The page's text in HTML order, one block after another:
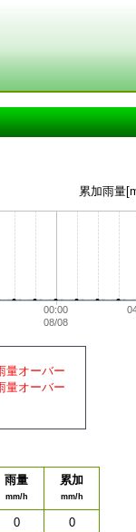
累加雨量
00:00
08/08
量オーバー
量オーバー
雨量
mm/h
累加
mm/h
0
0